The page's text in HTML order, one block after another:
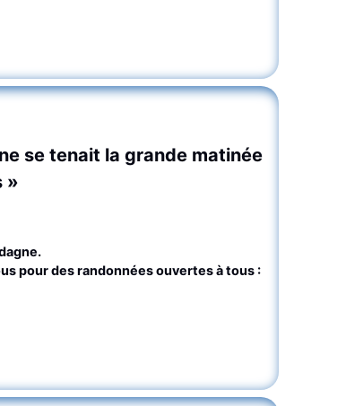
se tenait la grande matinée
»
pour des randonnées ouvertes à tous :